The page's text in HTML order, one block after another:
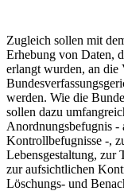
Zugleich sollen mit
Erhebung von Daten,
erlangt wurden, an die
werden. Wie die
sollen dazu
Anordnungsbefugnis -
Kontrollbefugnisse -,
Lebensgestaltung, zur
zur aufsichtlichen
Löschungs- und